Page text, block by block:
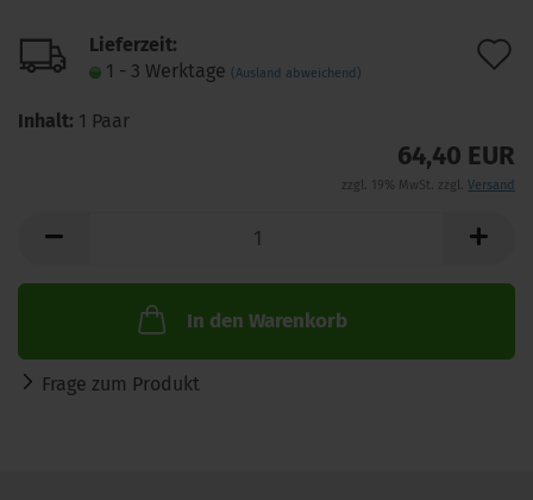
Lieferzeit:
1 - 3 Werktage (Ausland abweichend)
Inhalt: 1 Paar
64,40 EUR
zzgl. 19% MwSt. zzgl. Versand
In den Warenkorb
Frage zum Produkt